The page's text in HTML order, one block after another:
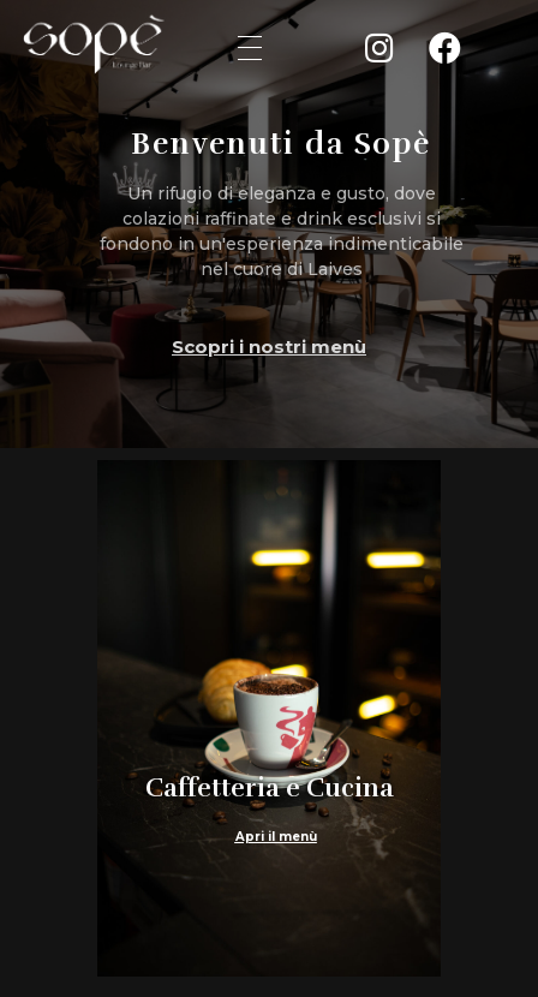
Sope
Benvenuti da Sopè
Un rifugio di eleganza e gusto, dove
colazioni raffinate e drink esclusivi si
fondono in un'esperienza indimenticabile
nel cuore di Laives
Scopri i nostri menù
Apri il menù
Caffetteria e Cucina